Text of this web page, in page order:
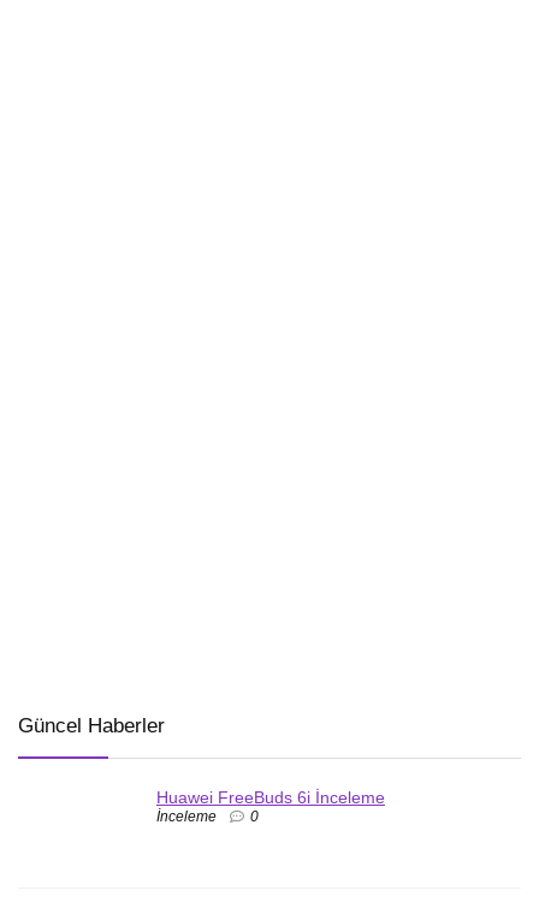
Güncel Haberler
Huawei FreeBuds 6i İnceleme
İnceleme 0